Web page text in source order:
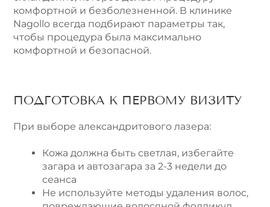
комфортной и безболезненной. В клинике
Nagollo всегда подбирают параметры так,
чтобы процедура была максимально
комфортной и безопасной.
ПОДГОТОВКА К ПЕРВОМУ ВИЗИТУ
При выборе александритового лазера:
Кожа должна быть светлая, избегайте
загара и автозагара за 2-3 недели до
сеанса
Не используйте методы удаления волос,